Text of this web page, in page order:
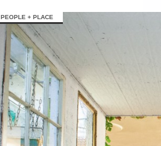
PEOPLE + PLACE